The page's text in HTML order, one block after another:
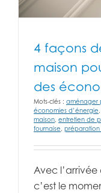
4 façons
maison
des
Mots-clés : aménager
économies d’énergie,
maison, entretien de
fournaise, préparation
Avec l’arrivée
c’est le